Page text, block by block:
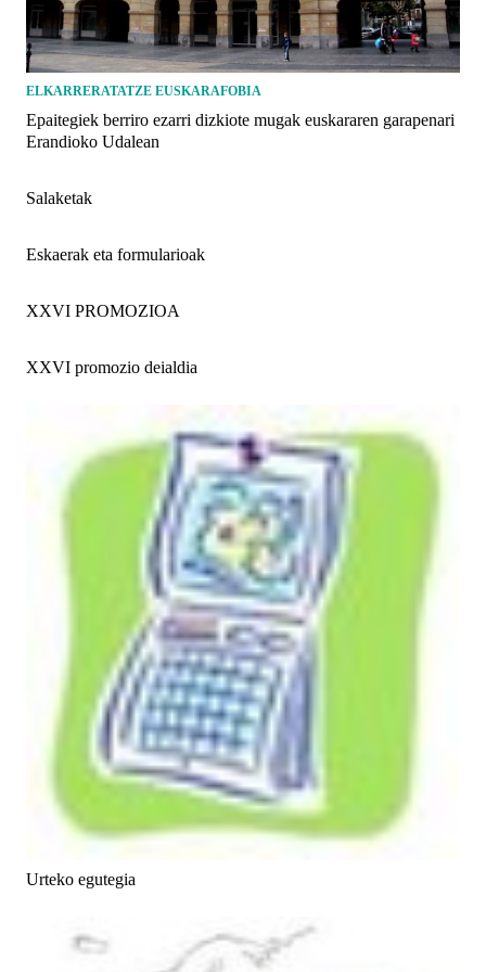
ELKARRERATATZE EUSKARAFOBIA
Epaitegiek berriro ezarri dizkiote mugak euskararen garapenari
Erandioko Udalean
Salaketak
Eskaerak eta formularioak
XXVI PROMOZIOA
XXVI promozio deialdia
Urteko egutegia